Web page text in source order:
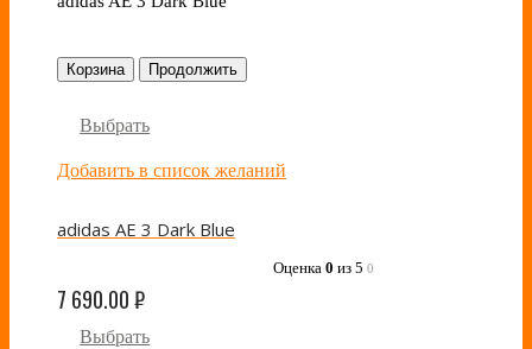
Корзина Продолжить
Выбрать
Добавить в список желаний
adidas AE 3 Dark Blue
Оценка 0 из 5 0
7 690.00₽
Выбрать